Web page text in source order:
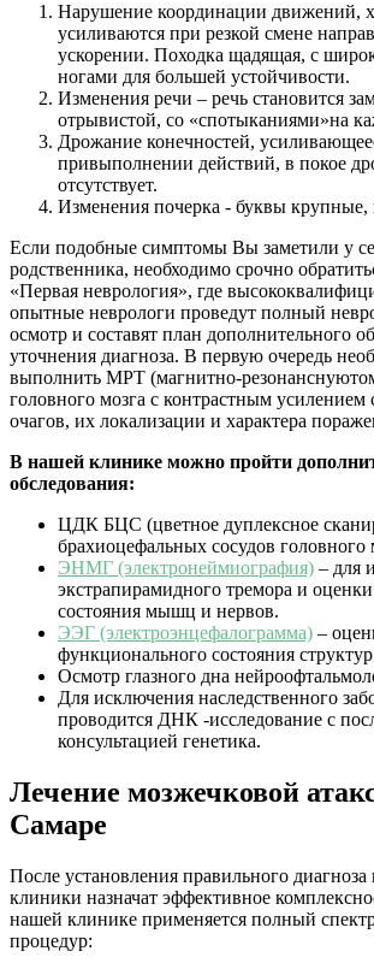
Нарушение координации движений,
усиливаются при резкой смене
ускорении. Походка щадящая, с
ногами для большей устойчивости.
Изменения речи – речь становится
отрывистой, со «спотыканиями»на
Дрожание конечностей,
привыполнении действий, в покое
отсутствует.
Изменения почерка - буквы крупные,
Если подобные симптомы Вы заметили у
родственника, необходимо срочно
«Первая неврология», где
опытные неврологи проведут полный
осмотр и составят план дополнительного
уточнения диагноза. В первую очередь
выполнить МРТ (магнитно-
головного мозга с контрастным
очагов, их локализации и характера
В нашей клинике можно пройти
обследования:
ЦДК БЦС (цветное дуплексное
брахиоцефальных сосудов головного
ЭНМГ (электронеймиография) – для
экстрапирамидного тремора и
состояния мышц и нервов.
ЭЭГ (электроэнцефалограмма) –
функционального состояния
Осмотр глазного дна
Для исключения наследственного
проводится ДНК -исследование с
консультацией генетика.
Лечение мозжечковой
Самаре
После установления правильного
клиники назначат эффективное
нашей клинике применяется полный
процедур: